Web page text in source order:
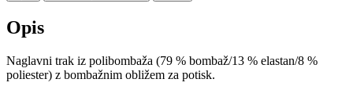
Opis
Naglavni trak iz polibombaža (79 % bombaž/13 % elastan/8 %
poliester) z bombažnim obližem za potisk.